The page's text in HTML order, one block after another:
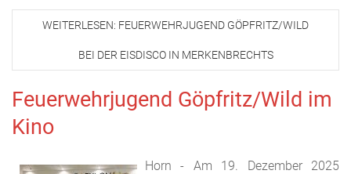
WEITERLESEN: FEUERWEHRJUGEND GÖPFRITZ/WILD
BEI DER EISDISCO IN MERKENBRECHTS
Feuerwehrjugend Göpfritz/Wild im
Kino
Horn - Am 19. Dezember 2025